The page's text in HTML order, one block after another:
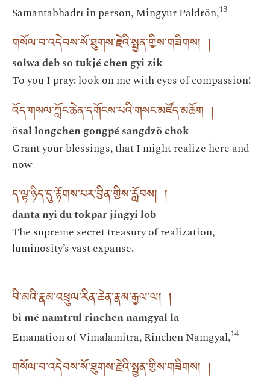
Samantabhadrī in person, Mingyur Paldrön,13
གསོལ་བ་འདེབས་སོ་ཐུགས་རྗེའི་སྤྱན་གྱིས་གཟིགས། །
solwa deb so tukjé chen gyi zik
To you I pray: look on me with eyes of compassion!
འོད་གསལ་ཀློང་ཆེན་དགོངས་པའི་གསང་མཛོད་མཆོག །
ösal longchen gongpé sangdzö chok
Grant your blessings, that I might realize here and
now
ད་ལྟ་ཉིད་དུ་རྟོགས་པར་བྱིན་གྱིས་རློབས། །
danta nyi du tokpar jingyi lob
The supreme secret treasury of realization,
luminosity’s vast expanse.
བི་མའི་རྣམ་འཕྲུལ་རིན་ཆེན་རྣམ་རྒྱལ་ལ། །
bi mé namtrul rinchen namgyal la
Emanation of Vimalamitra, Rinchen Namgyal,14
གསོལ་བ་འདེབས་སོ་ཐུགས་རྗེའི་སྤྱན་གྱིས་གཟིགས། །